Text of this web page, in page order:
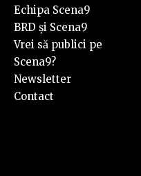
Echipa Scena9
BRD și Scena9
Vrei să publici pe
Scena9?
Newsletter
Contact